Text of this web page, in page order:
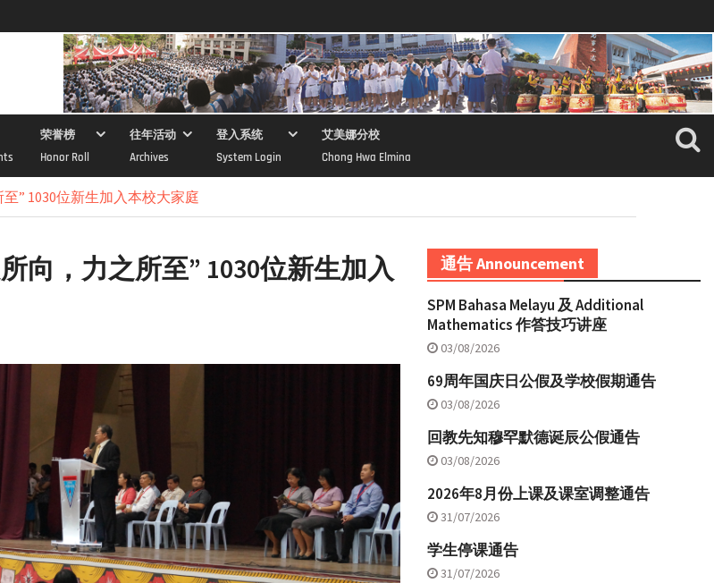
荣誉榜
Honor Roll
往年活动
Archives
登入系统
System Login
艾美娜分校
Chong Hwa Elmina
” 1030位新生加入本校大家庭
向，力之所至” 1030位新生加入
通告 Announcement
SPM Bahasa Melayu 及 Additional
Mathematics 作答技巧讲座
03/08/2026
69周年国庆日公假及学校假期通告
03/08/2026
回教先知穆罕默德诞辰公假通告
03/08/2026
2026年8月份上课及课室调整通告
31/07/2026
学生停课通告
31/07/2026